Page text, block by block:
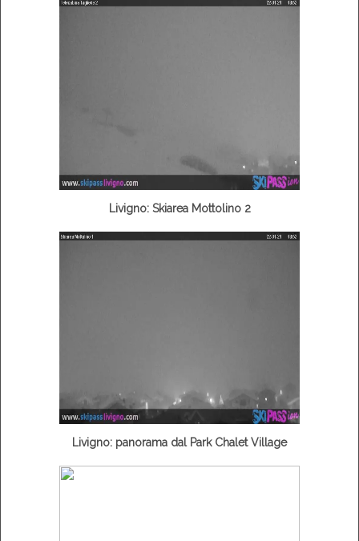
Livigno: Skiarea Mottolino 2
Livigno: panorama dal Park Chalet Village